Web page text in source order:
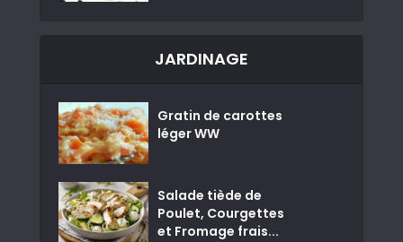
JARDINAGE
Gratin de carottes
léger WW
Salade tiède de
Poulet, Courgettes
et Fromage frais...